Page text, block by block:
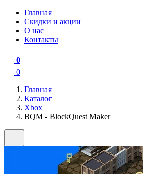
Главная
Скидки и акции
О нас
Контакты
0
0
Главная
Каталог
Xbox
BQM - BlockQuest Maker